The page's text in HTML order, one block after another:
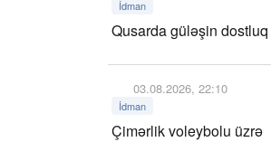
İdman
Qusarda güləşin
03.08.2026, 22:10
İdman
Çimərlik voleybolu üzrə